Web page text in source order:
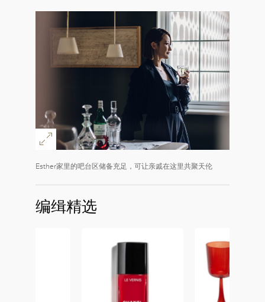
Esther家里的吧台区储备充足，可让亲戚在这里共聚天伦
编缉精选